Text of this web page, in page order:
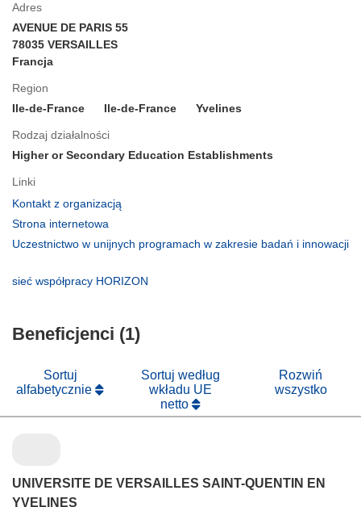
Adres
AVENUE DE PARIS 55
78035 VERSAILLES
Francja
Region
Ile-de-France
Ile-de-France Yvelines
Rodzaj działalności
Higher or Secondary Education Establishments
Linki
Kontakt z organizacją
się
oknie)
Strona internetowa
otworzy
w
Uczestnictwo w unijnych programach w zakresie badań i innowacji
otworzy
nowym
sieć współpracy HORIZON
Beneficjenci (1)
Sortuj
alfabetycznie
Sortuj według
wkładu UE
netto
Rozwiń
wszystko
UNIVERSITE DE VERSAILLES SAINT-QUENTIN EN
YVELINES